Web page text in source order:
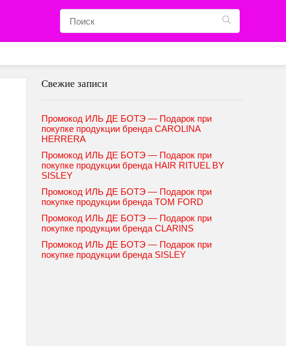
Свежие записи
Промокод ИЛЬ ДЕ БОТЭ — Подарок при
покупке продукции бренда CAROLINA
HERRERA
Промокод ИЛЬ ДЕ БОТЭ — Подарок при
покупке продукции бренда HAIR RITUEL BY
SISLEY
Промокод ИЛЬ ДЕ БОТЭ — Подарок при
покупке продукции бренда TOM FORD
Промокод ИЛЬ ДЕ БОТЭ — Подарок при
покупке продукции бренда CLARINS
Промокод ИЛЬ ДЕ БОТЭ — Подарок при
покупке продукции бренда SISLEY